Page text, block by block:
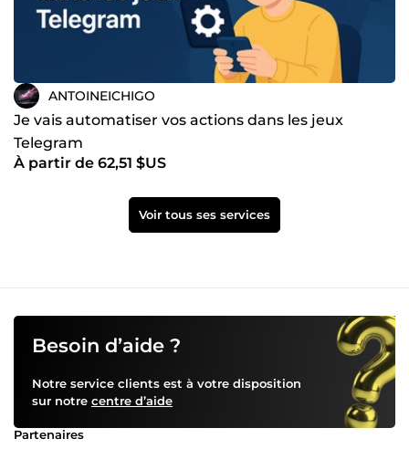
ANTOINEICHIGO
Je vais automatiser vos actions dans les jeux
Telegram
À partir de 62,51 $US
Voir tous ses services
Besoin d’aide ?
Notre service clients est à votre disposition
sur notre centre d’aide
Partenaires